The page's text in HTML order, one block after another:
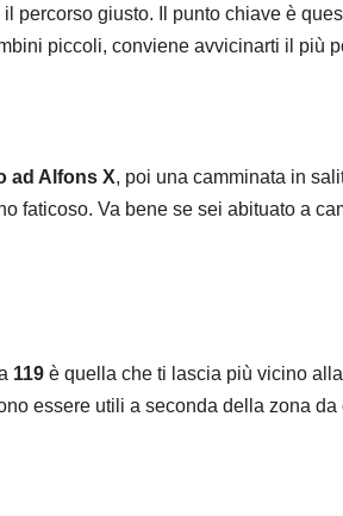
percorso giusto. Il punto chiave è
piccoli, conviene avvicinarti il più
ad Alfons X, poi una camminata in
faticoso. Va bene se sei abituato a
119 è quella che ti lascia più vicino
essere utili a seconda della zona